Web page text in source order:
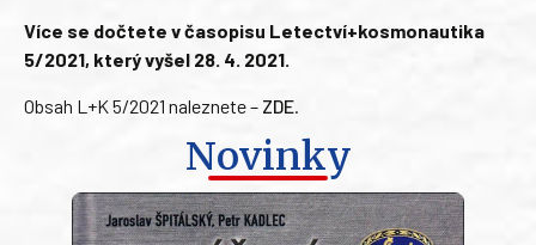
Více se dočtete v časopisu Letectví+kosmonautika
5/2021, který vyšel 28. 4. 2021.
Obsah L+K 5/2021 naleznete – ZDE
Novinky